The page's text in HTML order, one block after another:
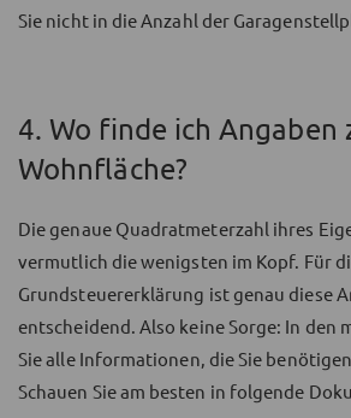
Sie nicht in die Anzahl der
4. Wo finde ich Angaben
Wohnfläche?
Die genaue Quadratmeterzahl ihres
vermutlich die wenigsten im Kopf. Für
Grundsteuererklärung ist genau diese
entscheidend. Also keine Sorge: In den
Sie alle Informationen, die Sie
Schauen Sie am besten in folgende